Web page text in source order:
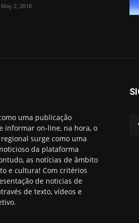
May 2, 2018
uma publicação
informar on-line, na hora, o
surge como uma
da plataforma
as notícias de âmbito
e cultura! Com critérios
de noticias de
de texto, vídeos e